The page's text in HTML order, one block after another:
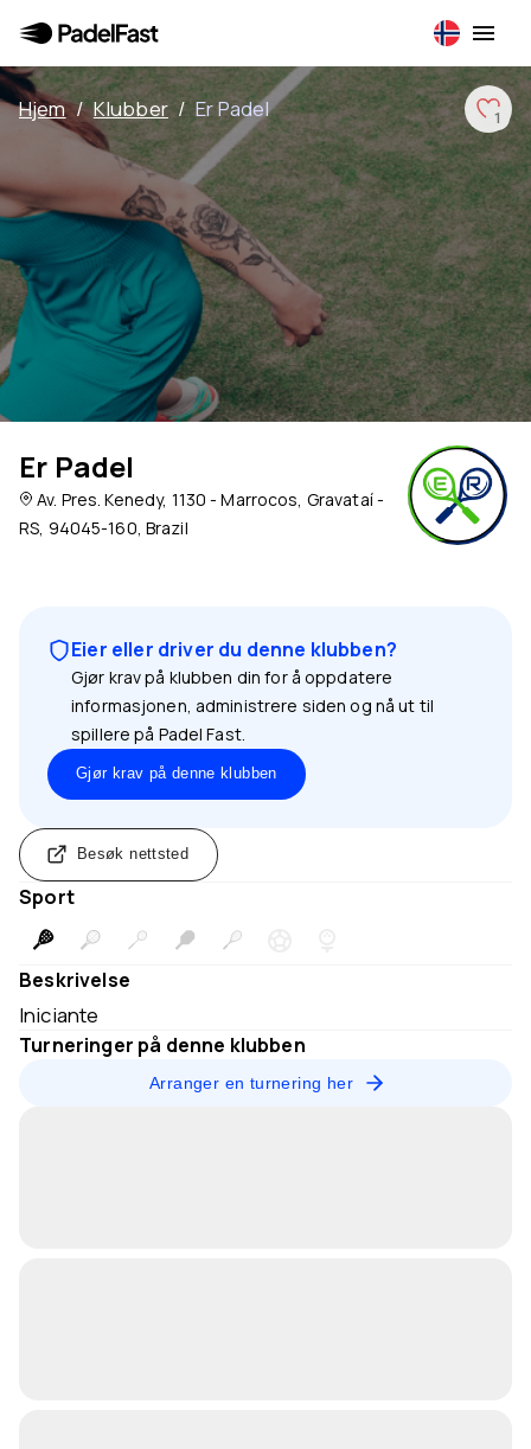
Hjem / Klubber / Er Padel 1
Er Padel
Av. Pres. Kenedy, 1130 - Marrocos, Gravataí -
RS, 94045-160, Brazil
Eier eller driver du denne klubben?
Gjør krav på klubben din for å oppdatere
informasjonen, administrere siden og nå ut til
spillere på Padel Fast.
Gjør krav på denne klubben
Besøk nettsted
Sport
Beskrivelse
Iniciante
Turneringer på denne klubben
Arranger en turnering her